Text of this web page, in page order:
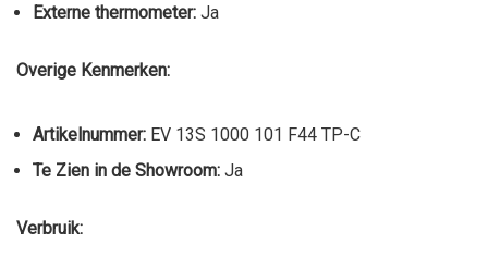
Externe thermometer: Ja
Overige Kenmerken:
Artikelnummer: EV 13S 1000 101 F44 TP-C
Te Zien in de Showroom: Ja
Verbruik: